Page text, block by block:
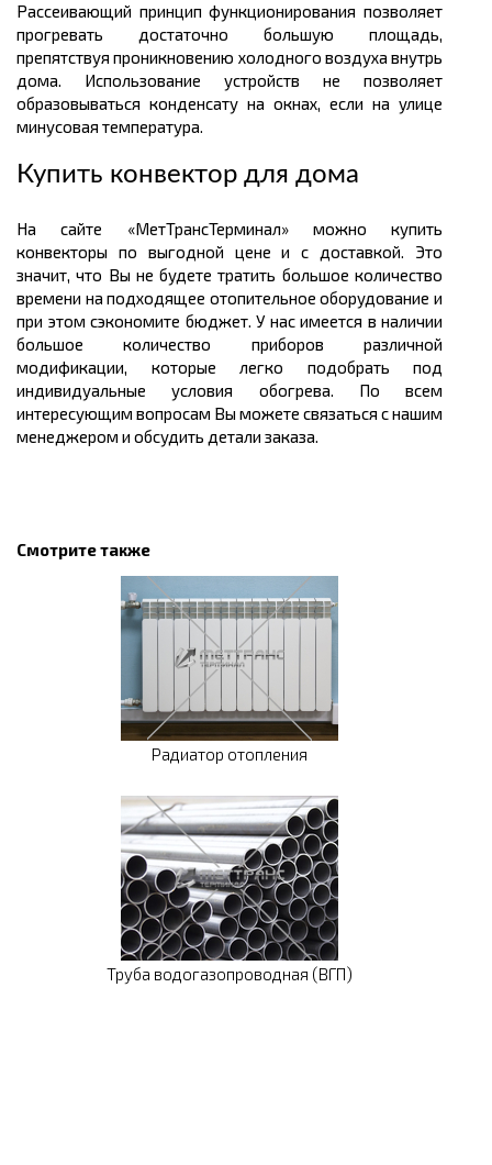
Рассеивающий принцип функционирования позволяет
прогревать достаточно большую площадь,
препятствуя проникновению холодного воздуха внутрь
дома. Использование устройств не позволяет
образовываться конденсату на окнах, если на улице
минусовая температура.
Купить конвектор для дома
На сайте «МетТрансТерминал» можно купить
конвекторы по выгодной цене и с доставкой. Это
значит, что Вы не будете тратить большое количество
времени на подходящее отопительное оборудование и
при этом сэкономите бюджет. У нас имеется в наличии
большое количество приборов различной
модификации, которые легко подобрать под
индивидуальные условия обогрева. По всем
интересующим вопросам Вы можете связаться с нашим
менеджером и обсудить детали заказа.
Смотрите также
Радиатор отопления
Труба водогазопроводная (ВГП)